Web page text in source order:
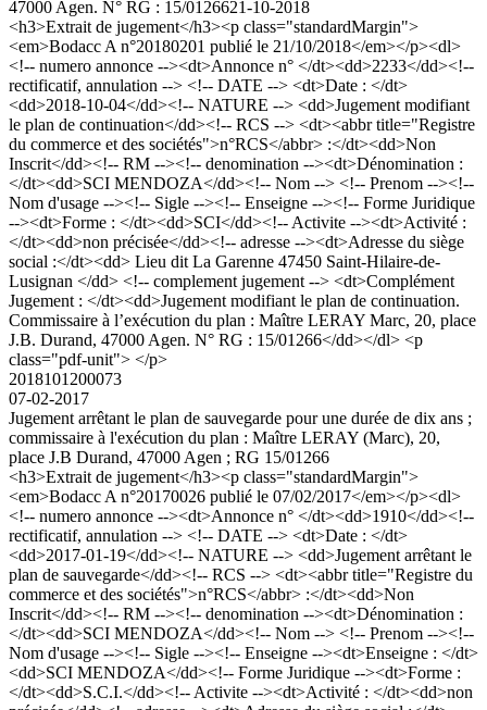
47000 Agen. N° RG : 15/0126621-10-2018
<h3>Extrait de jugement</h3><p class="standardMargin">
<em>Bodacc A n°20180201 publié le 21/10/2018</em></p><dl>
<!-- numero annonce --><dt>Annonce n° </dt><dd>2233</dd><!--
rectificatif, annulation --> <!-- DATE --> <dt>Date : </dt>
<dd>2018-10-04</dd><!-- NATURE --> <dd>Jugement modifiant
le plan de continuation</dd><!-- RCS --> <dt><abbr title="Registre
du commerce et des sociétés">n°RCS</abbr> :</dt><dd>Non
Inscrit</dd><!-- RM --><!-- denomination --><dt>Dénomination :
</dt><dd>SCI MENDOZA</dd><!-- Nom --> <!-- Prenom --><!--
Nom d'usage --><!-- Sigle --><!-- Enseigne --><!-- Forme Juridique
--><dt>Forme : </dt><dd>SCI</dd><!-- Activite --><dt>Activité :
</dt><dd>non précisée</dd><!-- adresse --><dt>Adresse du siège
social :</dt><dd> Lieu dit La Garenne 47450 Saint-Hilaire-de-
Lusignan </dd> <!-- complement jugement --> <dt>Complément
Jugement : </dt><dd>Jugement modifiant le plan de continuation.
Commissaire à l’exécution du plan : Maître LERAY Marc, 20, place
J.B. Durand, 47000 Agen. N° RG : 15/01266</dd></dl> <p
class="pdf-unit"> </p>
2018101200073
07-02-2017
Jugement arrêtant le plan de sauvegarde pour une durée de dix ans ;
commissaire à l'exécution du plan : Maître LERAY (Marc), 20,
place J.B Durand, 47000 Agen ; RG 15/01266
<h3>Extrait de jugement</h3><p class="standardMargin">
<em>Bodacc A n°20170026 publié le 07/02/2017</em></p><dl>
<!-- numero annonce --><dt>Annonce n° </dt><dd>1910</dd><!--
rectificatif, annulation --> <!-- DATE --> <dt>Date : </dt>
<dd>2017-01-19</dd><!-- NATURE --> <dd>Jugement arrêtant le
plan de sauvegarde</dd><!-- RCS --> <dt><abbr title="Registre du
commerce et des sociétés">n°RCS</abbr> :</dt><dd>Non
Inscrit</dd><!-- RM --><!-- denomination --><dt>Dénomination :
</dt><dd>SCI MENDOZA</dd><!-- Nom --> <!-- Prenom --><!--
Nom d'usage --><!-- Sigle --><!-- Enseigne --><dt>Enseigne : </dt>
<dd>SCI MENDOZA</dd><!-- Forme Juridique --><dt>Forme :
</dt><dd>S.C.I.</dd><!-- Activite --><dt>Activité : </dt><dd>non